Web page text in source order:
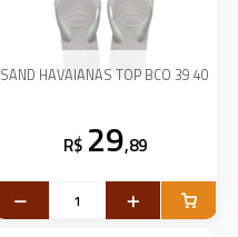
SAND HAVAIANAS TOP BCO 39 40
R$ 29,89